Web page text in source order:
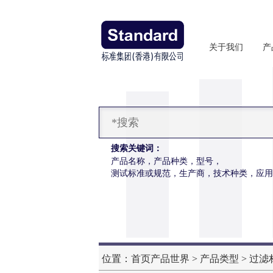
关于我们
搜索关键词：
产品名称，产品种类，型号，
测试标准或规范，生产商，技术种类，应
位置： 首页产品世界 > 产品类型 > 过滤